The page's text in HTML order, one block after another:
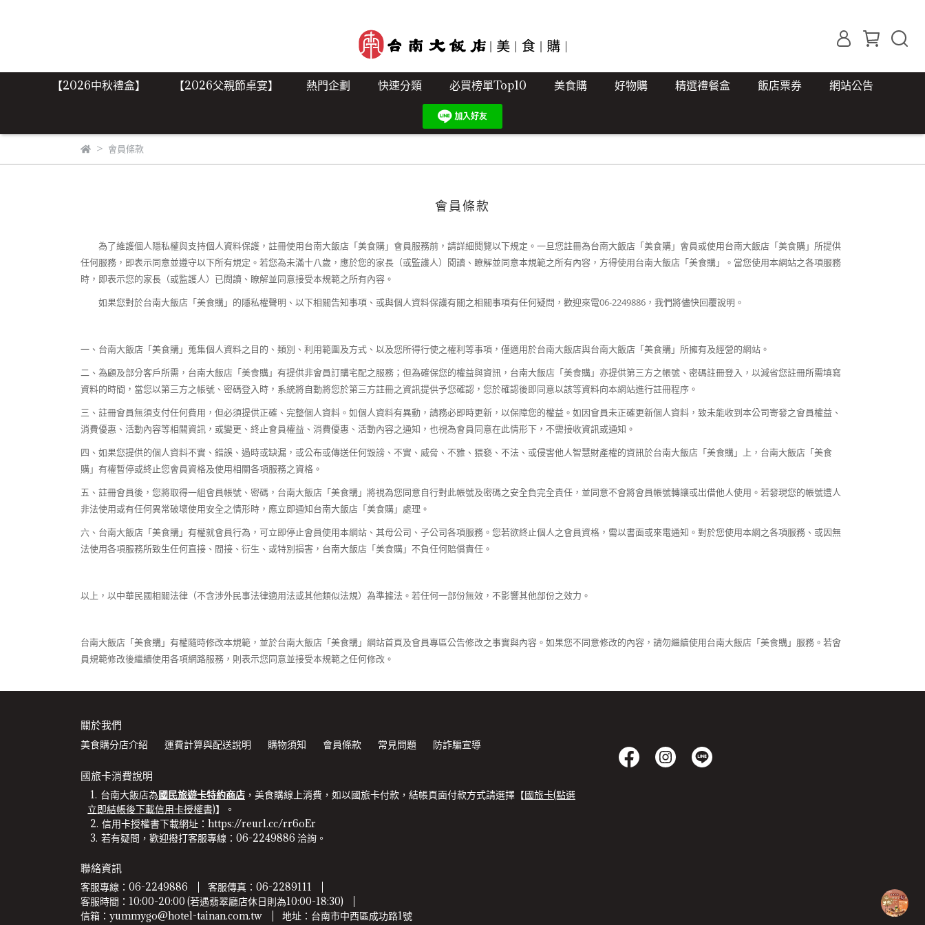
【2026中秋禮盒】 【2026父親節桌宴】 熱門企劃 快速分類 必買榜單Top10 美食購 好物購 精選禮餐盒 飯店票券 網站公告
會員條款
會員條款
為了維護個人隱私權與支持個人資料保護，註冊使用台南大飯店「美食購」會員服務前，請詳細閱覽以下規定。一旦您註冊為台南大飯店「美食購」會員或使用台南大飯店「美食購」所提供
任何服務，即表示同意並遵守以下所有規定。若您為未滿十八歲，應於您的家長（或監護人）閱讀、瞭解並同意本規範之所有內容，方得使用台南大飯店「美食購」。當您使用本網站之各項服務
時，即表示您的家長（或監護人）已閱讀、瞭解並同意接受本規範之所有內容。
如果您對於台南大飯店「美食購」的隱私權聲明、以下相關告知事項、或與個人資料保護有關之相關事項有任何疑問，歡迎來電06-2249886 ，我們將儘快回覆說明。
一、 台南大飯店「美食購」蒐集個人資料之目的、類別、利用範圍及方式、以及您所得行使之權利等事項，僅適用於台南大飯店與台南大飯店「美食購」所擁有及經營的網站。
二、 為顧及部分客戶所需，台南大飯店「美食購」有提供非會員訂購宅配之服務；但為確保您的權益與資訊，台南大飯店「美食購」亦提供第三方之帳號、密碼註冊登入，以減省您註冊所需填寫
資料的時間，當您以第三方之帳號、密碼登入時，系統將自動將您於第三方註冊之資訊提供予您確認，您於確認後即同意以該等資料向本網站進行註冊程序。
三、 註冊會員無須支付任何費用，但必須提供正確、完整個人資料。如個人資料有異動，請務必即時更新，以保障您的權益。如因會員未正確更新個人資料，致未能收到本公司寄發之會員權益、
消費優惠、活動內容等相關資訊，或變更、終止會員權益、消費優惠、活動內容之通知，也視為會員同意在此情形下，不需接收資訊或通知。
四、 如果您提供的個人資料不實、錯誤、過時或缺漏，或公布或傳送任何毀謗、不實、威脅、不雅、猥褻、不法、或侵害他人智慧財產權的資訊於台南大飯店「美食購」上，台南大飯店「美食
購」有權暫停或終止您會員資格及使用相關各項服務之資格。
五、 註冊會員後，您將取得一組會員帳號、密碼，台南大飯店「美食購」將視為您同意自行對此帳號及密碼之安全負完全責任，並同意不會將會員帳號轉讓或出借他人使用。若發現您的帳號遭人
非法使用或有任何異常破壞使用安全之情形時，應立即通知台南大飯店「美食購」處理。
六、 台南大飯店「美食購」有權就會員行為，可立即停止會員使用本網站、其母公司、子公司各項服務。您若欲終止個人之會員資格，需以書面或來電通知。對於您使用本網之各項服務、或因無
法使用各項服務所致生任何直接、間接、衍生、或特別損害，台南大飯店「美食購」不負任何賠償責任。
以上，以中華民國相關法律（不含涉外民事法律適用法或其他類似法規）為準據法。若任何一部份無效，不影響其他部份之效力。
台南大飯店「美食購」有權隨時修改本規範，並於台南大飯店「美食購」網站首頁及會員專區公告修改之事實與內容。如果您不同意修改的內容，請勿繼續使用台南大飯店「美食購」服務。若會
員規範修改後繼續使用各項網路服務，則表示您同意並接受本規範之任何修改。
關於我們
美食購分店介紹 運費計算與配送說明 購物須知 會員條款 常見問題 防詐騙宣導
國旅卡消費說明
台南大飯店為國民旅遊卡特約商店 ，美食購線上消費，如以國旅卡付款，結帳頁面付款方式請選擇【國旅卡(點選
立即結帳後下載信用卡授權書)】。
信用卡授權書下載網址：https://reurl.cc/rr6oEr
若有疑問，歡迎撥打客服專線：06-2249886 洽詢。
聯絡資訊
客服專線：06-2249886
客服傳真：06-2289111
客服時間：10:00-20:00 (若遇翡翠廳店休日則為10:00-18:30)
信箱：yummygo@hotel-tainan.com.tw
地址：台南市中西區成功路1號